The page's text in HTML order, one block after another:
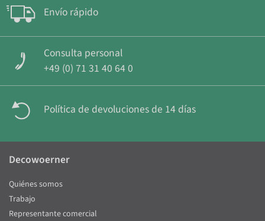
Envío rápido
Consulta personal
+49 (0) 71 31 40 64 0
Política de devoluciones de 14 días
Decowoerner
Quiénes somos
Trabajo
Representante comercial